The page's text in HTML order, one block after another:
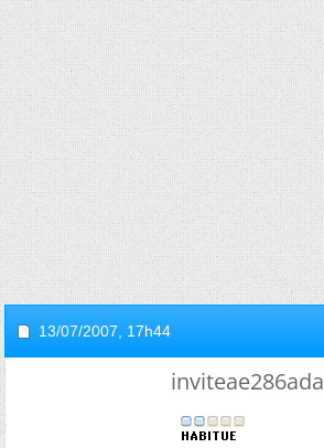
13/07/2007, 17h44
inviteae286ada